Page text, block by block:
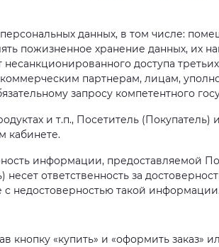
данных, в том числе:
пожизненное хранение данных, их
доступа
партнерам, лицам,
запросу компетентного
и т.п., Посетитель
кабинете.
информации, предоставляемой
ответственность за
недостоверностью такой информации.
кнопку «купить» и «оформить заказ»